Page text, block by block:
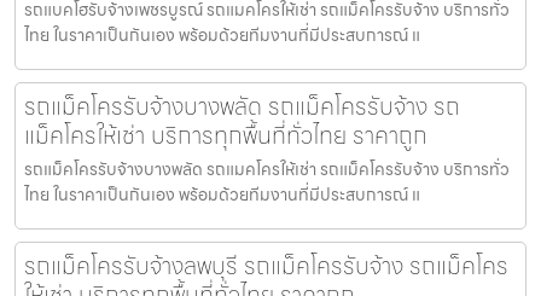
รถแบคโฮรับจ้างเพชรบูรณ์ รถแมคโครให้เช่า รถแม็คโครรับจ้าง บริการทั่ว
ไทย ในราคาเป็นกันเอง พร้อมด้วยทีมงานที่มีประสบการณ์ แ
รถแม็คโครรับจ้างบางพลัด รถแม็คโครรับจ้าง รถ
แม็คโครให้เช่า บริการทุกพื้นที่ทั่วไทย ราคาถูก
รถแม็คโครรับจ้างบางพลัด รถแมคโครให้เช่า รถแม็คโครรับจ้าง บริการทั่ว
ไทย ในราคาเป็นกันเอง พร้อมด้วยทีมงานที่มีประสบการณ์ แ
รถแม็คโครรับจ้างลพบุรี รถแม็คโครรับจ้าง รถแม็คโคร